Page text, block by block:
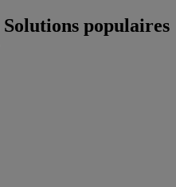
Solutions populaires